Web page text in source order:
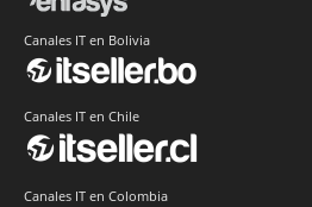
Canales IT en Bolivia
Canales IT en Chile
Canales IT en Colombia